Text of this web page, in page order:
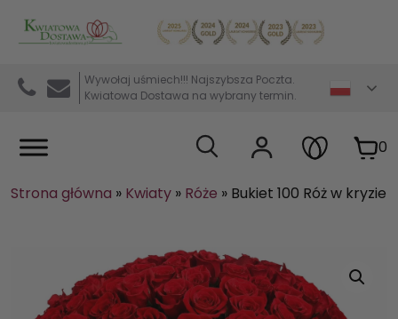
Kwiaciarnia internetowa Kwiatowa Dostawa
Wywołaj uśmiech!!! Najszybsza Poczta.
Kwiatowa Dostawa na wybrany termin.
0
Strona główna » Kwiaty » Róże » Bukiet 100 Róż w kryzie